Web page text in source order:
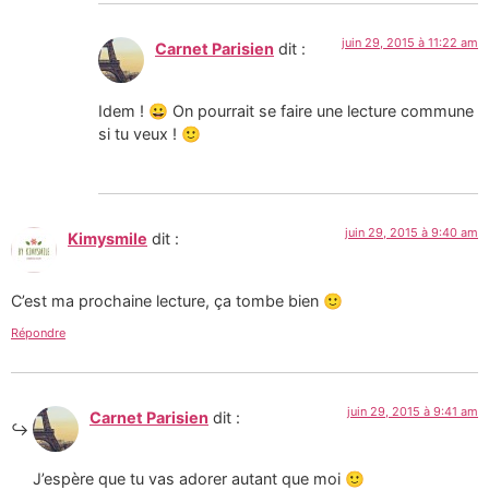
Carnet Parisien dit : juin 29, 2015 à 11:22 am
Idem ! 😀 On pourrait se faire une lecture commune
si tu veux ! 🙂
Kimysmile dit : juin 29, 2015 à 9:40 am
C’est ma prochaine lecture, ça tombe bien 🙂
Répondre
Carnet Parisien dit : juin 29, 2015 à 9:41 am
J’espère que tu vas adorer autant que moi 🙂